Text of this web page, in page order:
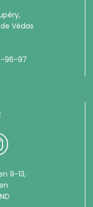
Védas
96-97
9-13,